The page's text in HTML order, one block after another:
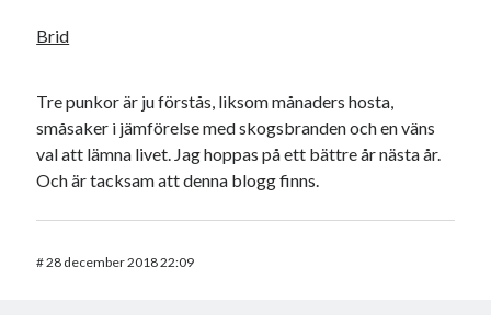
Brid
Tre punkor är ju förstås, liksom månaders hosta,
småsaker i jämförelse med skogsbranden och en väns
val att lämna livet. Jag hoppas på ett bättre år nästa år.
Och är tacksam att denna blogg finns.
#28 december 2018 22:09